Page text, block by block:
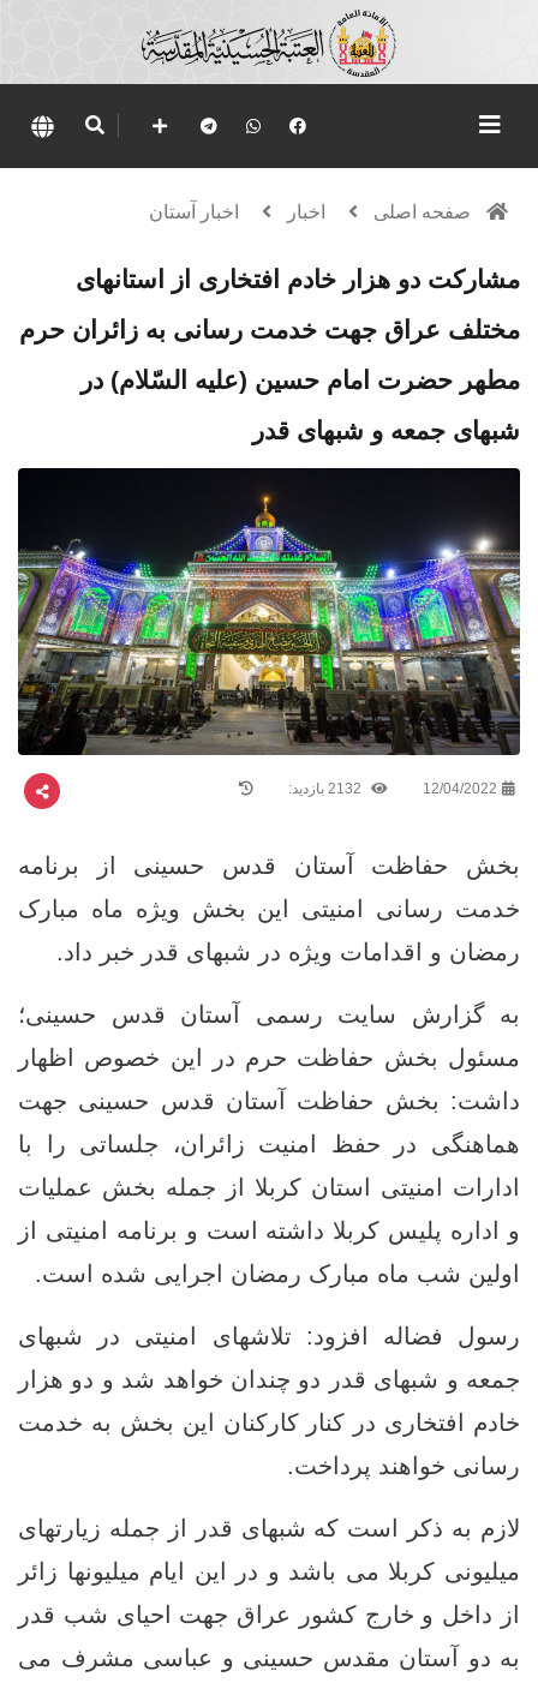
صفحه اصلی اخبار اخبار آستان
مشارکت دو هزار خادم افتخاری از استانهای
مختلف عراق جهت خدمت رسانی به زائران حرم
مطهر حضرت امام حسین (علیه السّلام) در
شبهای جمعه و شبهای قدر
12/04/2022
بخش حفاظت آستان قدس حسینی از برنامه
خدمت رسانی امنیتی این بخش ویژه ماه مبارک
رمضان و اقدامات ویژه در شبهای قدر خبر داد.
به گزارش سایت رسمی آستان قدس حسینی؛
مسئول بخش حفاظت حرم در این خصوص اظهار
داشت: بخش حفاظت آستان قدس حسینی جهت
هماهنگی در حفظ امنیت زائران، جلساتی را با
ادارات امنیتی استان کربلا از جمله بخش عملیات
و اداره پلیس کربلا داشته است و برنامه امنیتی از
اولین شب ماه مبارک رمضان اجرایی شده است.
رسول فضاله افزود: تلاشهای امنیتی در شبهای
جمعه و شبهای قدر دو چندان خواهد شد و دو هزار
خادم افتخاری در کنار کارکنان این بخش به خدمت
رسانی خواهند پرداخت.
لازم به ذکر است که شبهای قدر از جمله زیارتهای
میلیونی کربلا می باشد و در این ایام میلیونها زائر
از داخل و خارج کشور عراق جهت احیای شب قدر
به دو آستان مقدس حسینی و عباسی مشرف می